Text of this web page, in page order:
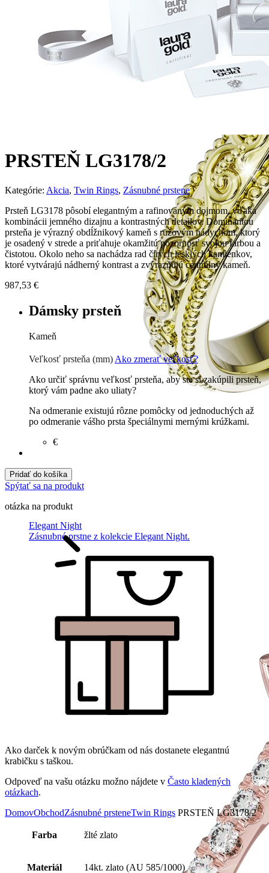
Elegant Night
Zásnubné prstne z kolekcie Elegant Night.
PRSTEŇ LG3178/2
Kategórie: Akcia, Twin Rings, Zásnubné prstene
Prsteň LG3178 pôsobí elegantným a rafinovaným dojmom, vďaka
kombinácii jemného dizajnu a kontrastných detailov. Dominantou
prsteňa je výrazný obdĺžnikový kameň s ružovým nádychom, ktorý
je osadený v strede a priťahuje okamžitú pozornosť svojou farbou a
čistotou. Okolo neho sa nachádza rad čírych lesklých kamienkov,
ktoré vytvárajú nádherný kontrast a zvýrazňujú centrálny kameň.
987,53 €
Dámsky prsteň
Kameň
Prírodné kamene
Veľkosť prsteňa (mm) Ako zmerať veľkosť?
Ako určiť správnu veľkosť prsteňa, aby ste si zakúpili prsteň,
ktorý vám padne ako uliaty?
Na odmeranie existujú rôzne pomôcky od jednoduchých až
po odmeranie vášho prsta špeciálnymi mernými krúžkami.
€
Pridať do košíka
Spýtať sa na produkt
otázka na produkt
Ako darček k novým obrúčkam od nás dostanete elegantnú
krabičku s taškou.
Odpoveď na vašu otázku možno nájdete v Často kladených
otázkach.
DomovObchodZásnubné prsteneTwin Rings PRSTEŇ LG3178/2
Farba žlté zlato
Materiál 14kt. zlato (AU 585/1000)